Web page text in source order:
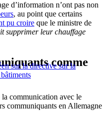
d’information n’ont pas non
, au point que certains
pu croire que le ministre de
supprimer leur chauffage
sur la directive sur la
comme
communication avec le
communiquants en Allemagne